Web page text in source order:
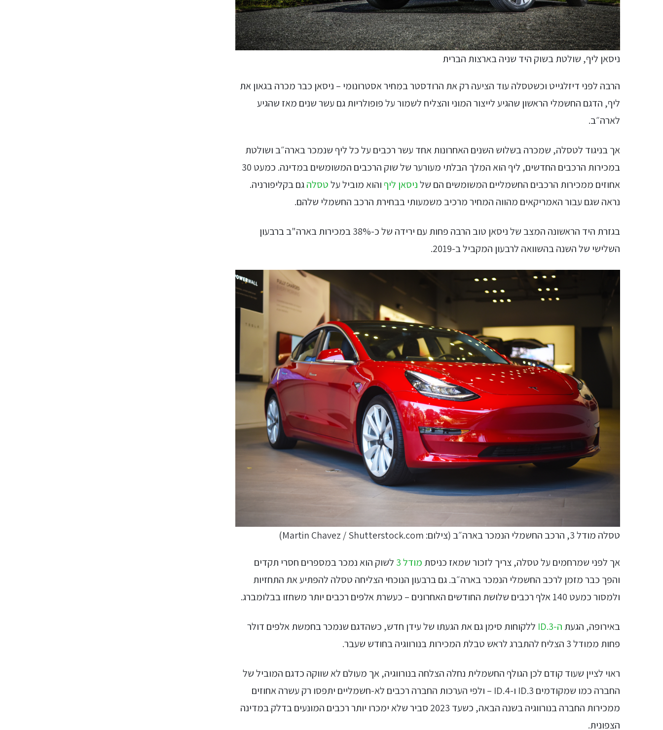
ניסאן ליף, שולטת בשוק היד שניה בארצות הברית
הרבה לפני דיזלגייט וכשטסלה עוד הציעה רק את הרודסטר במחיר אסטרונומי – ניסאן כבר מכרה בגאון את
ליף, הדגם החשמלי הראשון שהגיע לייצור המוני והצליח לשמור על פופולריות גם עשר שנים מאז שהגיע
לארה״ב.
אך בניגוד לטסלה, שמכרה בשלוש השנים האחרונות אחד עשר רכבים על כל ליף שנמכר בארה״ב ושולטת
במכירות הרכבים החדשים, ליף הוא המלך הבלתי מעורער של שוק הרכבים המשומשים במדינה. כמעט 30
אחוזים ממכירות הרכבים החשמליים המשומשים הם שלניסאן ליףוהוא מוביל עלטסלהגם בקליפורניה.
נראה שגם עבור האמריקאים מהווה המחיר מרכיב משמעותי בבחירת הרכב החשמלי שלהם.
בגזרת היד הראשונה המצב של ניסאן טוב הרבה פחות עם ירידה של כ-38% במכירות בארה"ב ברבעון
השלישי של השנה בהשוואה לרבעון המקביל ב-2019.
טסלה מודל 3, הרכב החשמלי הנמכר בארה״ב (צילום: Martin Chavez / Shutterstock.com)
אך לפני שמרחמים על טסלה, צריך לזכור שמאז כניסת מודל 3
לשוק הוא נמכר במספרים חסרי תקדים
והפך כבר מזמן לרכב החשמלי הנמכר בארה״ב. גם ברבעון הנוכחי הצליחה טסלה להפתיע את התחזיות
ולמסור כמעט 140 אלף רכבים שלושת החודשים האחרונים – כעשרת אלפים רכבים יותר משחזו בבלומברג.
באירופה, הגעת ה-ID.3
ללקוחות סימן גם את הגעתו של עידן חדש, כשהדגם שנמכר בחמשת אלפים דולר
פחות ממודל 3 הצליח להתברג לראש טבלת המכירות בנורווגיה בחודש שעבר.
ראוי לציין שעוד קודם לכן הגולף החשמלית נחלה הצלחה בנורווגיה, אך מעולם לא שווקה כדגם המוביל של
החברה כמו שמקודמים ID.3 ו-ID.4 – ולפי הערכות החברה רכבים לא-חשמליים יתפסו רק עשרה אחוזים
ממכירות החברה בנורווגיה בשנה הבאה, כשעד 2023 סביר שלא ימכרו יותר רכבים המונעים בדלק במדינה
הצפונית.